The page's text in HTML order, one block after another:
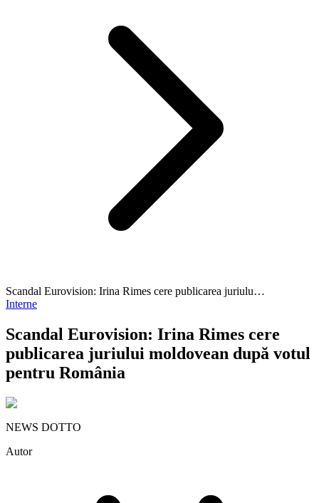
Scandal Eurovision: Irina Rimes cere publicarea juriulu…
Interne
Scandal Eurovision: Irina Rimes cere
publicarea juriului moldovean după votul
pentru România
NEWS DOTTO
Autor